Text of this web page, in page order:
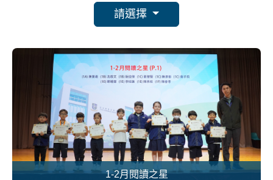
請選擇
1-2月閱讀之星